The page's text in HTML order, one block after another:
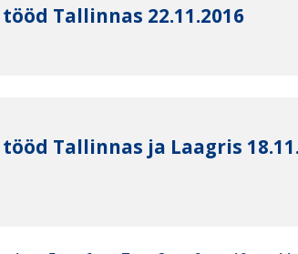
Tallinnas 22.11.2016
Tallinnas ja Laagris